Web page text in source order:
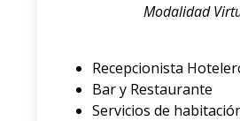
Modalidad
Recepcionista
Bar y Restaurante
Servicios de